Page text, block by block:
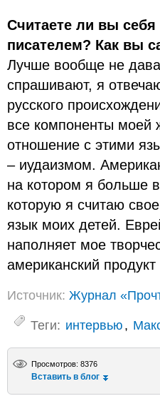
Считаете ли вы
писателем? Как вы
Лучше вообще не
спрашивают, я
русского
все компоненты моей
отношение с этими
– иудаизмом.
на котором я больше
которую я считаю
язык моих детей.
наполняет мое
американский
Источник: Журнал
Теги: интервью,
Просмотров: 8376
Вставить в блог